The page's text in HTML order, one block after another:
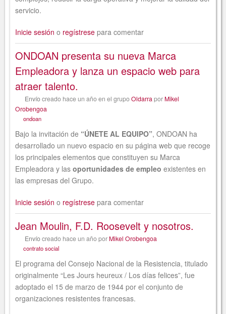
servicio.
Inicie sesión o regístrese para comentar
ONDOAN presenta su nueva Marca
Empleadora y lanza un espacio web para
atraer talento.
Envíocreado hace un añoen el grupoOldarrapor Mikel
Orobengoa
ondoan
Bajo la invitación de “ÚNETE AL EQUIPO”, ONDOAN ha
desarrollado un nuevo espacio en su página web que recoge
los principales elementos que constituyen su Marca
Empleadora y las oportunidades de empleo existentes en
las empresas del Grupo.
Inicie sesión o regístrese para comentar
Jean Moulin, F.D. Roosevelt y nosotros.
Envíocreado hace un añopor Mikel Orobengoa
contrato social
El programa del Consejo Nacional de la Resistencia, titulado
originalmente “Les Jours heureux / Los días felices”, fue
adoptado el 15 de marzo de 1944 por el conjunto de
organizaciones resistentes francesas.